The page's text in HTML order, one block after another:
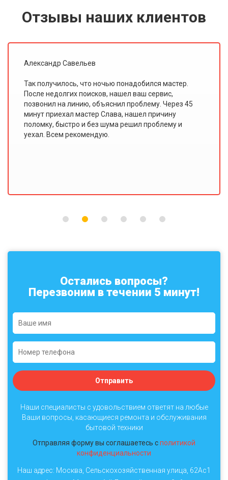
Отзывы наших клиентов
Савельев
получилось, что ночью понадобился мастер.
недолгих поисков, нашел ваш сервис,
на линию, объяснил проблему. Через 45
приехал мастер Слава, нашел причину
быстро и без шума решил проблему и
Всем рекомендую.
Остались вопросы?
Перезвоним в течении 5 минут!
Отправить
Наши специалисты с удовольствием ответят на любые
Ваши вопросы, касающиеся ремонта и обслуживания
бытовой техники
Отправляя форму вы соглашаетесь сполитикой
конфиденциальности
Наш адрес: Москва, Сельскохозяйственная улица, 62Ас1